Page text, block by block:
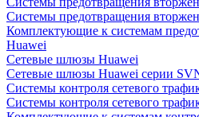
Системы предотвращения
Комплектующие к системам
Huawei
Сетевые шлюзы Huawei
Сетевые шлюзы Huawei серии
Системы контроля сетевого
Системы контроля сетевого